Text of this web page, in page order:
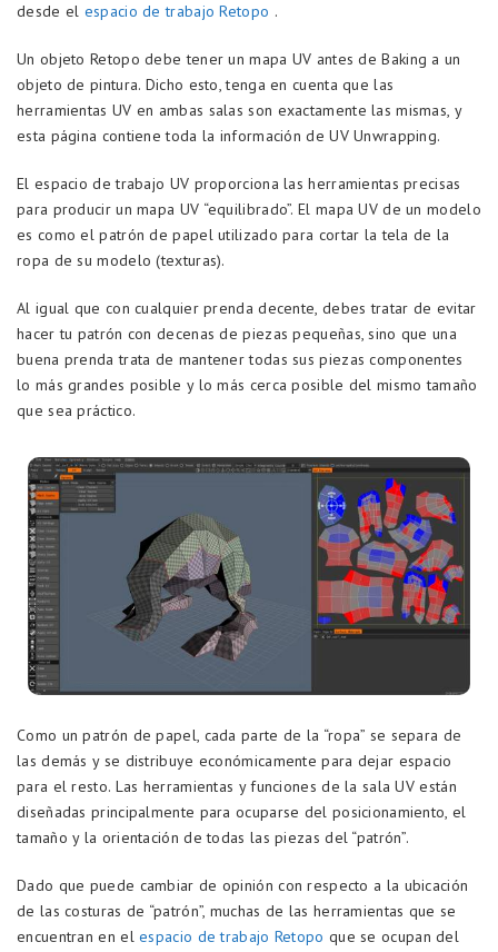
desde el espacio de trabajo Retopo .
Un objeto Retopo debe tener un mapa UV antes de Baking a un
objeto de pintura. Dicho esto, tenga en cuenta que las
herramientas UV en ambas salas son exactamente las mismas, y
esta página contiene toda la información de UV Unwrapping.
El espacio de trabajo UV proporciona las herramientas precisas
para producir un mapa UV “equilibrado”. El mapa UV de un modelo
es como el patrón de papel utilizado para cortar la tela de la
ropa de su modelo (texturas).
Al igual que con cualquier prenda decente, debes tratar de evitar
hacer tu patrón con decenas de piezas pequeñas, sino que una
buena prenda trata de mantener todas sus piezas componentes
lo más grandes posible y lo más cerca posible del mismo tamaño
que sea práctico.
Como un patrón de papel, cada parte de la “ropa” se separa de
las demás y se distribuye económicamente para dejar espacio
para el resto. Las herramientas y funciones de la sala UV están
diseñadas principalmente para ocuparse del posicionamiento, el
tamaño y la orientación de todas las piezas del “patrón”.
Dado que puede cambiar de opinión con respecto a la ubicación
de las costuras de “patrón”, muchas de las herramientas que se
encuentran en elespacio de trabajo Retopo que se ocupan del